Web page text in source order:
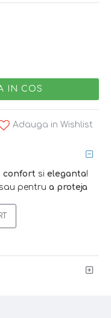
IN COS
Adauga in Wishlist
confort si eleganta!
sau pentru a proteja